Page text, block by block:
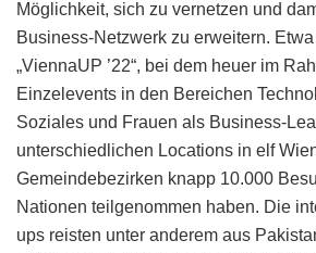
Möglichkeit, sich zu vernetzen und
Business-Netzwerk zu erweitern.
„ViennaUP ’22“, bei dem heuer im
Einzelevents in den Bereichen
Soziales und Frauen als Business-
unterschiedlichen Locations in elf
Gemeindebezirken knapp 10.000
Nationen teilgenommen haben. Die
ups reisten unter anderem aus